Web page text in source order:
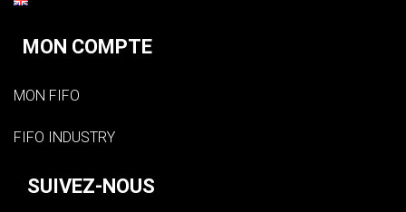
MON COMPTE
MON FIFO
FIFO INDUSTRY
SUIVEZ-NOUS